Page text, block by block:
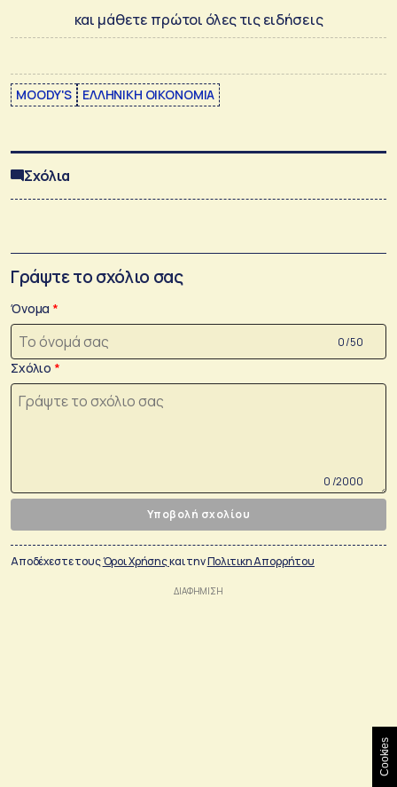
και μάθετε πρώτοι όλες τις ειδήσεις
MOODY'S ΕΛΛΗΝΙΚΗ ΟΙΚΟΝΟΜΙΑ
Σχόλια
Γράψτε το σχόλιο σας
Όνομα
0 /50
Σχόλιο
0 /2000
Υποβολή σχολίου
Αποδέχεστε τουςΌροι Χρήσηςκαι τηνΠολιτικη Απορρήτου
Cookies